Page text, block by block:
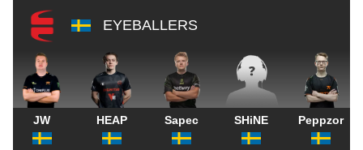
EYEBALLERS
JW HEAP Sapec SHiNE Peppzor